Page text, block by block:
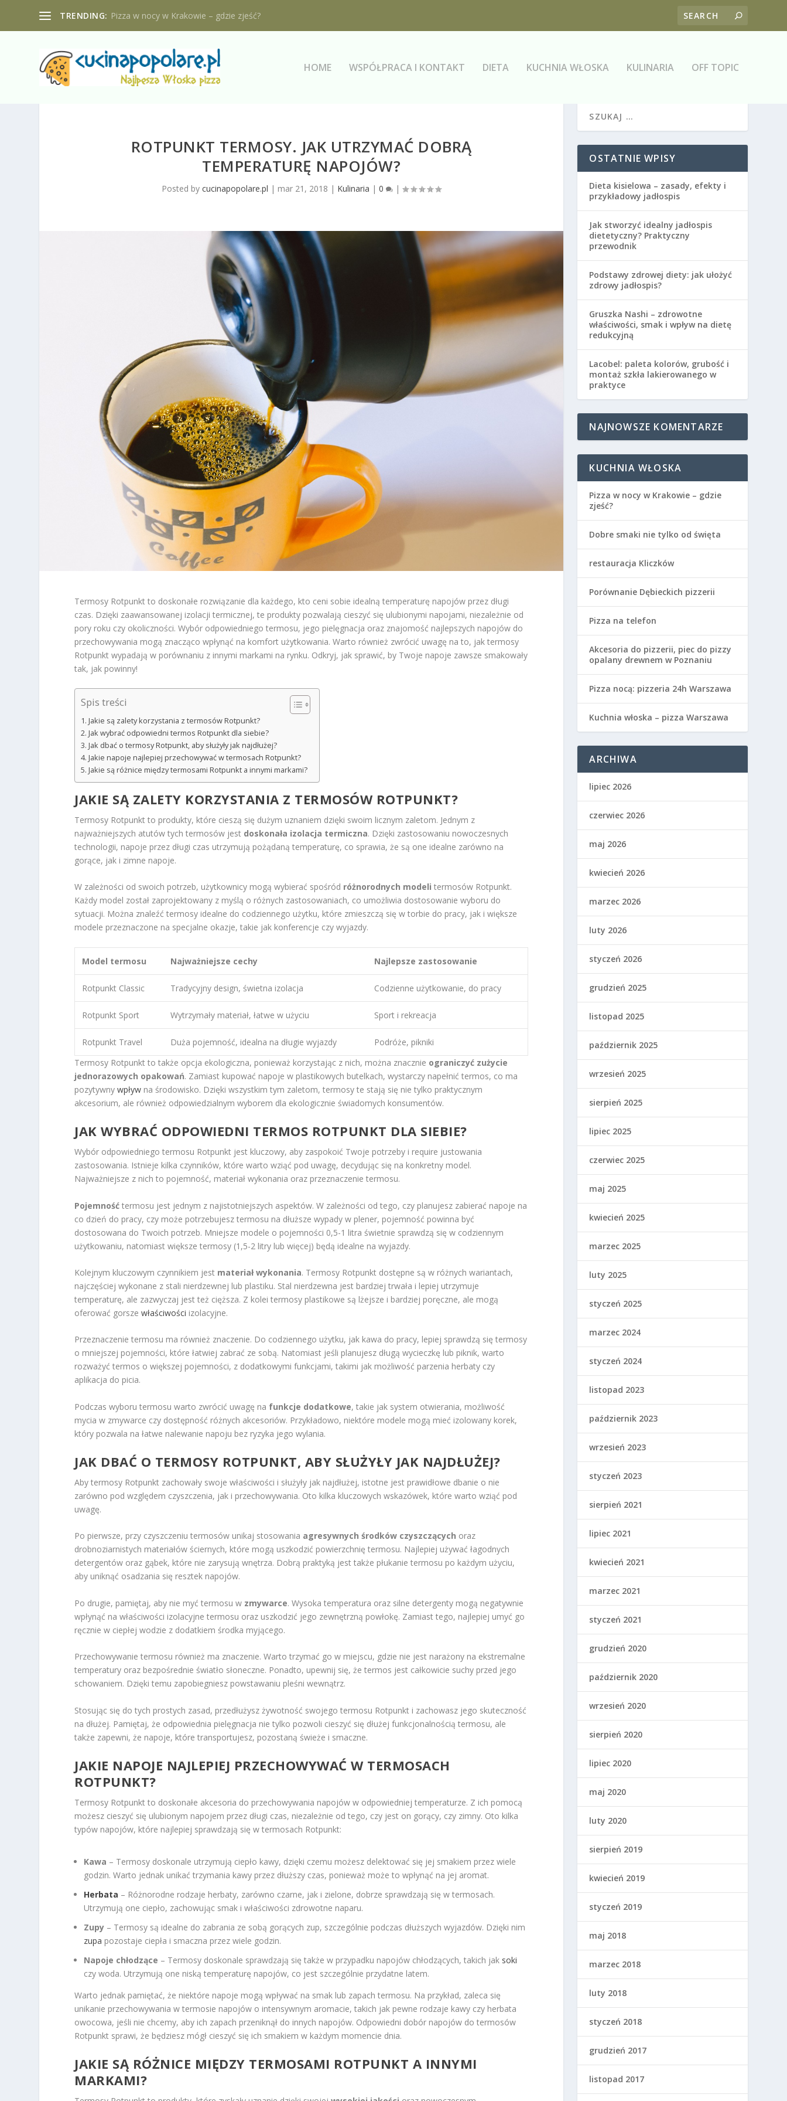
TRENDING: Pizza w nocy w Krakowie – gdzie zjeść?
HOME WSPÓŁPRACA I KONTAKT DIETA KUCHNIA WŁOSKA KULINARIA OFF TOPIC
ROTPUNKT TERMOSY. JAK UTRZYMAĆ DOBRĄ
TEMPERATURĘ NAPOJÓW?
Posted bycucinapopolare.pl | mar 21, 2018 | Kulinaria |0 |
Termosy Rotpunkt to doskonałe rozwiązanie dla każdego, kto ceni sobie idealną temperaturę napojów przez długi
czas. Dzięki zaawansowanej izolacji termicznej, te produkty pozwalają cieszyć się ulubionymi napojami, niezależnie od
pory roku czy okoliczności. Wybór odpowiedniego termosu, jego pielęgnacja oraz znajomość najlepszych napojów do
przechowywania mogą znacząco wpłynąć na komfort użytkowania. Warto również zwrócić uwagę na to, jak termosy
Rotpunkt wypadają w porównaniu z innymi markami na rynku. Odkryj, jak sprawić, by Twoje napoje zawsze smakowały
tak, jak powinny!
Spis treści
Jakie są zalety korzystania z termosów Rotpunkt?
Jak wybrać odpowiedni termos Rotpunkt dla siebie?
Jak dbać o termosy Rotpunkt, aby służyły jak najdłużej?
Jakie napoje najlepiej przechowywać w termosach Rotpunkt?
Jakie są różnice między termosami Rotpunkt a innymi markami?
JAKIE SĄ ZALETY KORZYSTANIA Z TERMOSÓW ROTPUNKT?
Termosy Rotpunkt to produkty, które cieszą się dużym uznaniem dzięki swoim licznym zaletom. Jednym z
najważniejszych atutów tych termosów jest doskonała izolacja termiczna. Dzięki zastosowaniu nowoczesnych
technologii, napoje przez długi czas utrzymują pożądaną temperaturę, co sprawia, że są one idealne zarówno na
gorące, jak i zimne napoje.
W zależności od swoich potrzeb, użytkownicy mogą wybierać spośród różnorodnych modeli termosów Rotpunkt.
Każdy model został zaprojektowany z myślą o różnych zastosowaniach, co umożliwia dostosowanie wyboru do
sytuacji. Można znaleźć termosy idealne do codziennego użytku, które zmieszczą się w torbie do pracy, jak i większe
modele przeznaczone na specjalne okazje, takie jak konferencje czy wyjazdy.
Model termosu Najważniejsze cechy Najlepsze zastosowanie
Rotpunkt Classic Tradycyjny design, świetna izolacja Codzienne użytkowanie, do pracy
Rotpunkt Sport Wytrzymały materiał, łatwe w użyciu Sport i rekreacja
Rotpunkt Travel Duża pojemność, idealna na długie wyjazdy
Podróże, pikniki
Termosy Rotpunkt to także opcja ekologiczna, ponieważ korzystając z nich, można znacznie ograniczyć zużycie
jednorazowych opakowań. Zamiast kupować napoje w plastikowych butelkach, wystarczy napełnić termos, co ma
pozytywnywpływ na środowisko. Dzięki wszystkim tym zaletom, termosy te stają się nie tylko praktycznym
akcesorium, ale również odpowiedzialnym wyborem dla ekologicznie świadomych konsumentów.
JAK WYBRAĆ ODPOWIEDNI TERMOS ROTPUNKT DLA SIEBIE?
Wybór odpowiedniego termosu Rotpunkt jest kluczowy, aby zaspokoić Twoje potrzeby i require justowania
zastosowania. Istnieje kilka czynników, które warto wziąć pod uwagę, decydując się na konkretny model.
Najważniejsze z nich to pojemność, materiał wykonania oraz przeznaczenie termosu.
Pojemność termosu jest jednym z najistotniejszych aspektów. W zależności od tego, czy planujesz zabierać napoje na
co dzień do pracy, czy może potrzebujesz termosu na dłuższe wypady w plener, pojemność powinna być
dostosowana do Twoich potrzeb. Mniejsze modele o pojemności 0,5-1 litra świetnie sprawdzą się w codziennym
użytkowaniu, natomiast większe termosy (1,5-2 litry lub więcej) będą idealne na wyjazdy.
Kolejnym kluczowym czynnikiem jest materiał wykonania. Termosy Rotpunkt dostępne są w różnych wariantach,
najczęściej wykonane z stali nierdzewnej lub plastiku. Stal nierdzewna jest bardziej trwała i lepiej utrzymuje
temperaturę, ale zazwyczaj jest też cięższa. Z kolei termosy plastikowe są lżejsze i bardziej poręczne, ale mogą
oferować gorszewłaściwości izolacyjne.
Przeznaczenie termosu ma również znaczenie. Do codziennego użytku, jak kawa do pracy, lepiej sprawdzą się termosy
o mniejszej pojemności, które łatwiej zabrać ze sobą. Natomiast jeśli planujesz długą wycieczkę lub piknik, warto
rozważyć termos o większej pojemności, z dodatkowymi funkcjami, takimi jak możliwość parzenia herbaty czy
aplikacja do picia.
Podczas wyboru termosu warto zwrócić uwagę na funkcje dodatkowe, takie jak system otwierania, możliwość
mycia w zmywarce czy dostępność różnych akcesoriów. Przykładowo, niektóre modele mogą mieć izolowany korek,
który pozwala na łatwe nalewanie napoju bez ryzyka jego wylania.
JAK DBAĆ O TERMOSY ROTPUNKT, ABY SŁUŻYŁY JAK NAJDŁUŻEJ?
Aby termosy Rotpunkt zachowały swoje właściwości i służyły jak najdłużej, istotne jest prawidłowe dbanie o nie
zarówno pod względem czyszczenia, jak i przechowywania. Oto kilka kluczowych wskazówek, które warto wziąć pod
uwagę.
Po pierwsze, przy czyszczeniu termosów unikaj stosowania agresywnych środków czyszczących oraz
drobnoziarnistych materiałów ściernych, które mogą uszkodzić powierzchnię termosu. Najlepiej używać łagodnych
detergentów oraz gąbek, które nie zarysują wnętrza. Dobrą praktyką jest także płukanie termosu po każdym użyciu,
aby uniknąć osadzania się resztek napojów.
Po drugie, pamiętaj, aby nie myć termosu w zmywarce. Wysoka temperatura oraz silne detergenty mogą negatywnie
wpłynąć na właściwości izolacyjne termosu oraz uszkodzić jego zewnętrzną powłokę. Zamiast tego, najlepiej umyć go
ręcznie w ciepłej wodzie z dodatkiem środka myjącego.
Przechowywanie termosu również ma znaczenie. Warto trzymać go w miejscu, gdzie nie jest narażony na ekstremalne
temperatury oraz bezpośrednie światło słoneczne. Ponadto, upewnij się, że termos jest całkowicie suchy przed jego
schowaniem. Dzięki temu zapobiegniesz powstawaniu pleśni wewnątrz.
Stosując się do tych prostych zasad, przedłużysz żywotność swojego termosu Rotpunkt i zachowasz jego skuteczność
na dłużej. Pamiętaj, że odpowiednia pielęgnacja nie tylko pozwoli cieszyć się dłużej funkcjonalnością termosu, ale
także zapewni, że napoje, które transportujesz, pozostaną świeże i smaczne.
JAKIE NAPOJE NAJLEPIEJ PRZECHOWYWAĆ W TERMOSACH
ROTPUNKT?
Termosy Rotpunkt to doskonałe akcesoria do przechowywania napojów w odpowiedniej temperaturze. Z ich pomocą
możesz cieszyć się ulubionym napojem przez długi czas, niezależnie od tego, czy jest on gorący, czy zimny. Oto kilka
typów napojów, które najlepiej sprawdzają się w termosach Rotpunkt:
Kawa – Termosy doskonale utrzymują ciepło kawy, dzięki czemu możesz delektować się jej smakiem przez wiele
godzin. Warto jednak unikać trzymania kawy przez dłuższy czas, ponieważ może to wpłynąć na jej aromat.
Herbata – Różnorodne rodzaje herbaty, zarówno czarne, jak i zielone, dobrze sprawdzają się w termosach.
Utrzymują one ciepło, zachowując smak i właściwości zdrowotne naparu.
Zupy – Termosy są idealne do zabrania ze sobą gorących zup, szczególnie podczas dłuższych wyjazdów. Dzięki nim
zupa pozostaje ciepła i smaczna przez wiele godzin.
Napoje chłodzące – Termosy doskonale sprawdzają się także w przypadku napojów chłodzących, takich jak soki
czy woda. Utrzymują one niską temperaturę napojów, co jest szczególnie przydatne latem.
Warto jednak pamiętać, że niektóre napoje mogą wpływać na smak lub zapach termosu. Na przykład, zaleca się
unikanie przechowywania w termosie napojów o intensywnym aromacie, takich jak pewne rodzaje kawy czy herbata
owocowa, jeśli nie chcemy, aby ich zapach przeniknął do innych napojów. Odpowiedni dobór napojów do termosów
Rotpunkt sprawi, że będziesz mógł cieszyć się ich smakiem w każdym momencie dnia.
JAKIE SĄ RÓŻNICE MIĘDZY TERMOSAMI ROTPUNKT A INNYMI
MARKAMI?
OSTATNIE WPISY
Dieta kisielowa – zasady, efekty i
przykładowy jadłospis
Jak stworzyć idealny jadłospis
dietetyczny? Praktyczny
przewodnik
Podstawy zdrowej diety: jak ułożyć
zdrowy jadłospis?
Gruszka Nashi – zdrowotne
właściwości, smak i wpływ na dietę
redukcyjną
Lacobel: paleta kolorów, grubość i
montaż szkła lakierowanego w
praktyce
NAJNOWSZE KOMENTARZE
KUCHNIA WŁOSKA
Pizza w nocy w Krakowie – gdzie
zjeść?
Dobre smaki nie tylko od święta
restauracja Kliczków
Porównanie Dębieckich pizzerii
Pizza na telefon
Akcesoria do pizzerii, piec do pizzy
opalany drewnem w Poznaniu
Pizza nocą: pizzeria 24h Warszawa
Kuchnia włoska – pizza Warszawa
ARCHIWA
lipiec 2026
czerwiec 2026
maj 2026
kwiecień 2026
marzec 2026
luty 2026
styczeń 2026
grudzień 2025
listopad 2025
październik 2025
wrzesień 2025
sierpień 2025
lipiec 2025
czerwiec 2025
maj 2025
kwiecień 2025
marzec 2025
luty 2025
styczeń 2025
marzec 2024
styczeń 2024
listopad 2023
październik 2023
wrzesień 2023
styczeń 2023
sierpień 2021
lipiec 2021
kwiecień 2021
marzec 2021
styczeń 2021
grudzień 2020
październik 2020
wrzesień 2020
sierpień 2020
lipiec 2020
maj 2020
luty 2020
sierpień 2019
kwiecień 2019
styczeń 2019
maj 2018
marzec 2018
luty 2018
styczeń 2018
grudzień 2017
listopad 2017